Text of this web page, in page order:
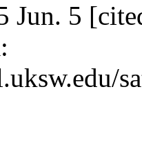
Jun. 5